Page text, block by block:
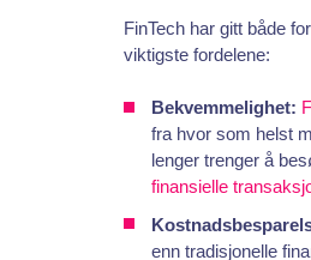
FinTech har gitt både
viktigste fordelene:
Bekvemmelighet:
fra hvor som helst
lenger trenger å
finansielle
enn tradisjonelle